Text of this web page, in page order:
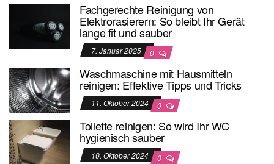
Fachgerechte Reinigung von
Elektrorasierern: So bleibt Ihr Gerät
lange fit und sauber
7. Januar 2025 0
Waschmaschine mit Hausmitteln
reinigen: Effektive Tipps und Tricks
11. Oktober 2024 0
Toilette reinigen: So wird Ihr WC
hygienisch sauber
10. Oktober 2024 0